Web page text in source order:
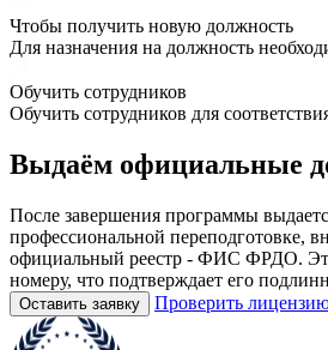
Чтобы получить новую должность
Для назначения на должность
Обучить сотрудников
Обучить сотрудников для
Выдаём официальные
После завершения программы
профессиональной переподготовке,
официальный реестр - ФИС ФРДО.
номеру, что подтверждает его
Оставить заявку Проверить